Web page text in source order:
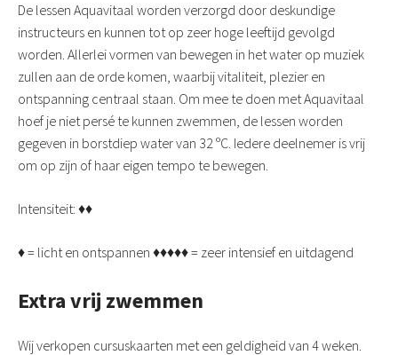
De lessen Aquavitaal worden verzorgd door deskundige
instructeurs en kunnen tot op zeer hoge leeftijd gevolgd
worden. Allerlei vormen van bewegen in het water op muziek
zullen aan de orde komen, waarbij vitaliteit, plezier en
ontspanning centraal staan. Om mee te doen met Aquavitaal
hoef je niet persé te kunnen zwemmen, de lessen worden
gegeven in borstdiep water van 32 ºC. Iedere deelnemer is vrij
om op zijn of haar eigen tempo te bewegen.
Intensiteit: ♦♦
♦ = licht en ontspannen ♦♦♦♦♦ = zeer intensief en uitdagend
Extra vrij zwemmen
Wij verkopen cursuskaarten met een geldigheid van 4 weken.